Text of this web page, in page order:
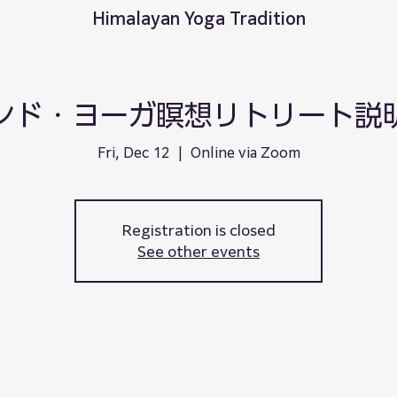
Himalayan Yoga Tradition
ド・ヨーガ瞑想リトリート説
Fri, Dec 12 Online via Zoom
Registration is closed
See other events